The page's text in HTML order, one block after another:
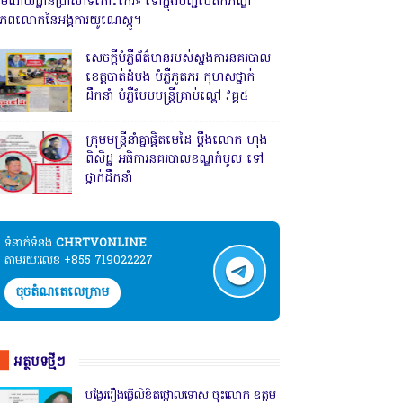
ពលោកនៃអង្គការយូណេស្កូ។
សេចក្តីបំភ្លឺព័ត៌មានរបស់ស្នងការនគរបាល
ខេត្តបាត់ដំបង បំភ្លឺភូតភរ កុហសថ្នាក់
ដឹកនាំ បំភ្លឺបែបបន្ត្រីគ្រាប់ល្ពៅ វគ្គ៥
ក្រុមមន្ត្រីនាំគ្នាផ្ដិតមេដៃ ប្ដឹងលោក ហុង
ពិសិដ្ឋ អធិការនគរបាលខណ្ឌកំបូល ទៅ
ថ្នាក់ដឹកនាំ
ទំនាក់ទំនង​​ CHRTVONLINE
តាមរយៈលេខ +855 719022227
ចុចតំណតេលេក្រាម
អត្ថបទថ្មីៗ
បង្វែររឿងធ្វើលិខិតថ្កោលទោស ចុះលោក ឧត្តម